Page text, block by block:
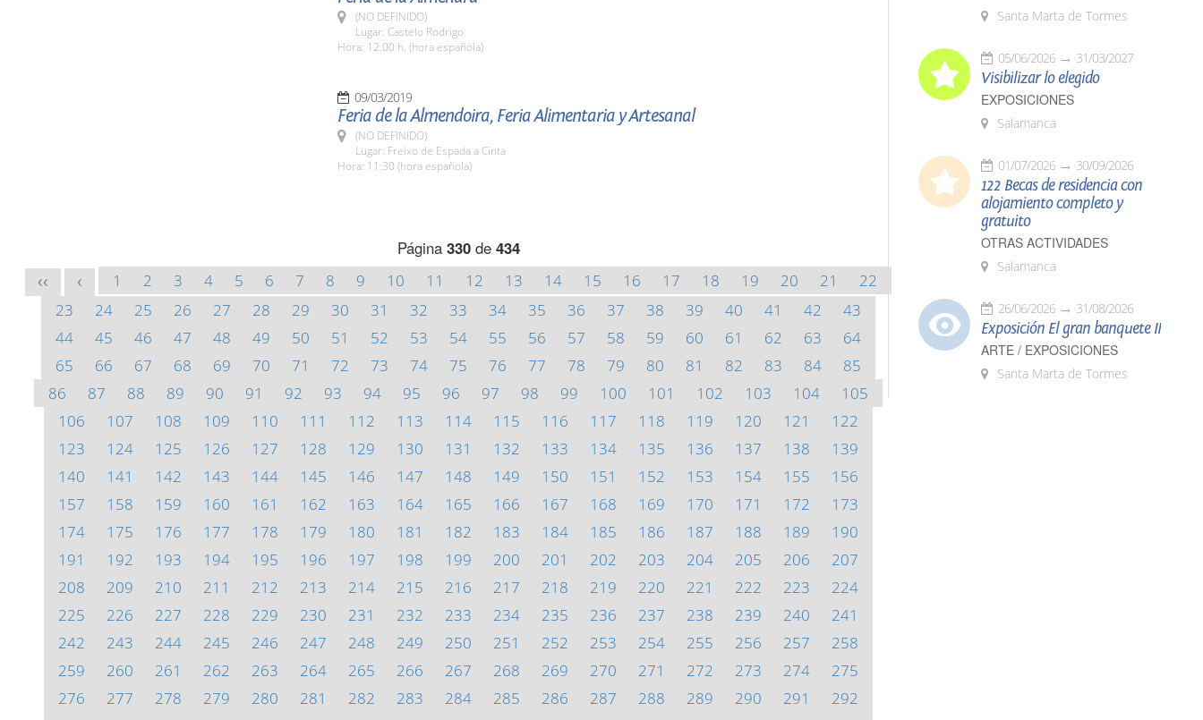
(NO DEFINIDO)
Lugar: Castelo Rodrigo
Hora: 12.00 h. (hora española)
09/03/2019
Feria de la Almendoira, Feria Alimentaria y Artesanal
(NO DEFINIDO)
Lugar: Freixo de Espada a Cinta
Hora: 11:30 (hora española)
Página 330de 434
<< < 1 2 3 4 5 6 7 8 9 10 11 12 13 14 15 16 17 18 19 20 21
22
23
24 25 26 27 28 29 30 31 32 33 34 35 36 37 38 39 40 41 42
43
44
45 46 47 48 49 50 51 52 53 54 55 56 57 58 59 60 61 62 63
64
65
66 67 68 69 70 71 72 73 74 75 76 77 78 79 80 81 82 83 84
85
86
87 88 89 90 91 92 93 94 95 96 97 98 99 100 101 102 103 104
105
106
107 108 109 110 111 112 113 114 115 116 117 118 119 120 121
122
123
124 125 126 127 128 129 130 131 132 133 134 135 136 137 138
139
140
141 142 143 144 145 146 147 148 149 150 151 152 153 154 155
156
157
158 159 160 161 162 163 164 165 166 167 168 169 170 171 172
173
174
175 176 177 178 179 180 181 182 183 184 185 186 187 188 189
190
191
192 193 194 195 196 197 198 199 200 201 202 203 204 205 206
207
208
209 210 211 212 213 214 215 216 217 218 219 220 221 222 223
224
225
226 227 228 229 230 231 232 233 234 235 236 237 238 239 240
241
242
243 244 245 246 247 248 249 250 251 252 253 254 255 256 257
258
259
260 261 262 263 264 265 266 267 268 269 270 271 272 273 274
275
276
277 278 279 280 281 282 283 284 285 286 287 288 289 290 291
292
Santa Marta de Tormes
05/06/2026 31/03/2027
Visibilizar lo elegido
EXPOSICIONES
Salamanca
01/07/2026 30/09/2026
122 Becas de residencia con
alojamiento completo y
gratuito
OTRAS ACTIVIDADES
Salamanca
26/06/2026 31/08/2026
Exposición El gran banquete II
ARTE / EXPOSICIONES
Santa Marta de Tormes